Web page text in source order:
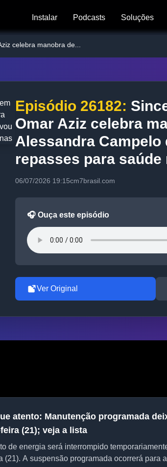
Instalar Podcasts Soluções
celebra manobra de...
Episódio 26182:
Omar Aziz celebra
Alessandra Campelo
repasses para saúde
06/07/2026 19:15cm7brasil.com
🎧 Ouça este episódio
Ver Original
atento: Manutenção programada
(21); veja a lista
de energia será interrompido
(21). A suspensão programada ocorrerá para